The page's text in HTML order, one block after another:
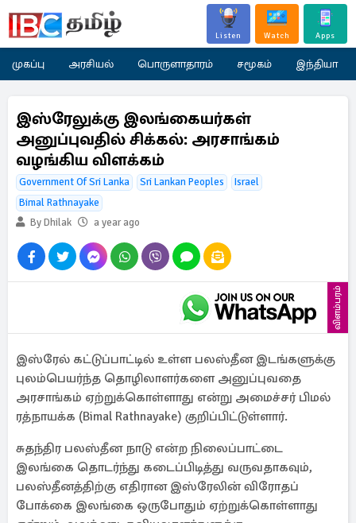
Listen Watch Apps
முகப்பு அரசியல் பொருளாதாரம் சமூகம் இந்தியா
இஸ்ரேலுக்கு இலங்கையர்கள்
அனுப்புவதில் சிக்கல்: அரசாங்கம்
வழங்கிய விளக்கம்
Government Of Sri Lanka Sri Lankan Peoples
Israel
Bimal Rathnayake
By Dhilak
a year ago
விளம்பரம்
இஸ்ரேல் கட்டுப்பாட்டில் உள்ள பலஸ்தீன இடங்களுக்கு
புலம்பெயர்ந்த தொழிலாளர்களை அனுப்புவதை
அரசாங்கம் ஏற்றுக்கொள்ளாது என்று அமைச்சர் பிமல்
ரத்நாயக்க (Bimal Rathnayake) குறிப்பிட்டுள்ளார்.
சுதந்திர பலஸ்தீன நாடு என்ற நிலைப்பாட்டை
இலங்கை தொடர்ந்து கடைப்பிடித்து வருவதாகவும்,
பலஸ்தீனத்திற்கு எதிரான இஸ்ரேலின் விரோதப்
போக்கை இலங்கை ஒருபோதும் ஏற்றுக்கொள்ளாது